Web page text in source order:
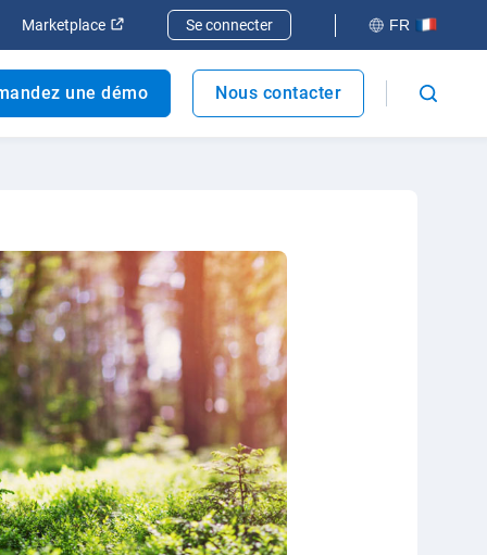
fenêtre
dans une nouvelle fenêtre
Marketplace Ouvrir dans une nouvelle fenêtre
Se connecter FR
une démo Nous contacter